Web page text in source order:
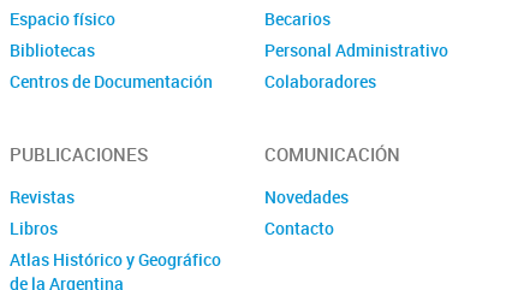
Espacio físico
Bibliotecas
Centros de Documentación
Mapas Interactivos
alto nivel
Programas institucionales y
grupos de investigación
Becarios
Personal Administrativo
Colaboradores
PUBLICACIONES
Revistas
Libros
Atlas Histórico y Geográfico
de la Argentina
COMUNICACIÓN
Novedades
Contacto